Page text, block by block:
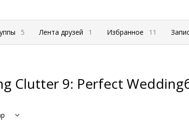
5 Лента друзей 1 Избранное 11
Clutter 9: Perfect